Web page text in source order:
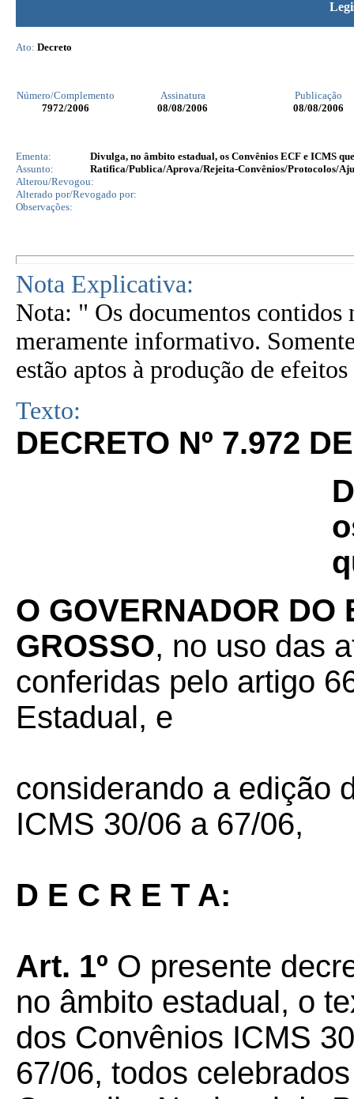
Ato: Decreto
Número/Complemento Assinatura
Publicação
7972/2006 08/08/2006 08/08/2006
Ementa:
Divulga, no âmbito estadual, os Convênios ECF e ICMS
Assunto:
Ratifica/Publica/Aprova/Rejeita-Convênios/Protocolos/
Alterou/Revogou:
Alterado por/Revogado por:
Observações:
Nota Explicativa:
Nota: " Os documentos contidos
meramente informativo.
estão aptos à produção de
Texto:
DECRETO Nº 7.972
O GOVERNADOR DO
GROSSO, no uso das
conferidas pelo artigo
Estadual, e
considerando a edição
ICMS 30/06 a 67/06,
D E C R E T A:
Art. 1º O presente
no âmbito estadual, o
dos Convênios ICMS
67/06, todos